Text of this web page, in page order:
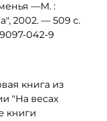
—М. :
2002. — 509 с.
042-9
книга из
"На весах
книги